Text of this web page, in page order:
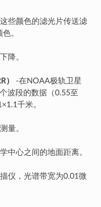
些颜色的滤光片传送滤
。
降。
）
-在NOAA极轨卫星
波段的数据（0.55至
千米。
量。
中心之间的地面距离。
仪，光谱带宽为0.01微